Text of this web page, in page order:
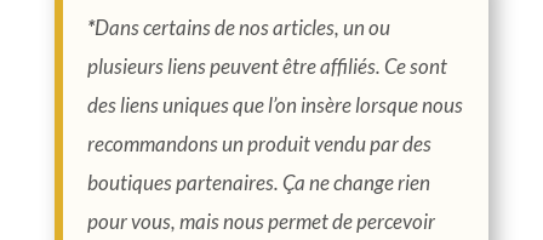
*Dans certains de nos articles, un ou
plusieurs liens peuvent être affiliés. Ce sont
des liens uniques que l’on insère lorsque nous
recommandons un produit vendu par des
boutiques partenaires. Ça ne change rien
pour vous, mais nous permet de percevoir